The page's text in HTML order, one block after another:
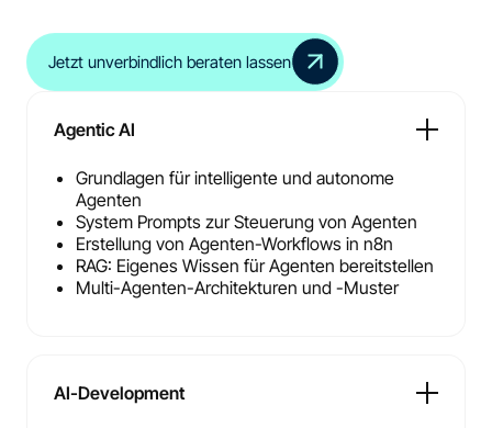
Jetzt unverbindlich beraten lassen
Agentic AI
Grundlagen für intelligente und autonome
Agenten
System Prompts zur Steuerung von Agenten
Erstellung von Agenten-Workflows in n8n
RAG: Eigenes Wissen für Agenten bereitstellen
Multi-Agenten-Architekturen und -Muster
AI-Development